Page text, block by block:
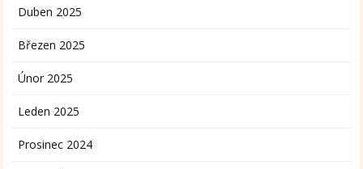
Duben 2025
Březen 2025
Únor 2025
Leden 2025
Prosinec 2024